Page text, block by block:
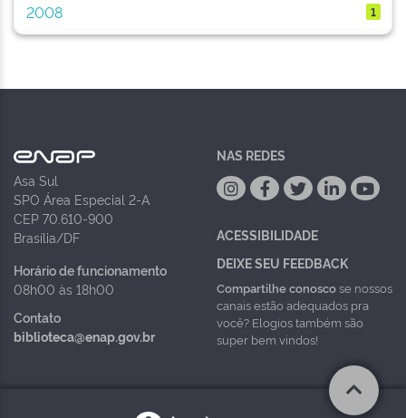
2008
1
Asa Sul
SPO Área Especial 2-A
CEP 70.610-900
Brasília/DF
Horário de funcionamento
08h00 às 18h00
Contato
biblioteca@enap.gov.br
NAS REDES
ACESSIBILIDADE
DEIXE SEU FEEDBACK
Compartilhe conoscose nossos
canais estão adequados pra
você? Elogios também são
super bem vindos!